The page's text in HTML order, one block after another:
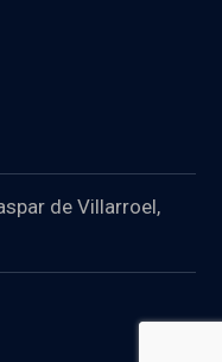
de Villarroel,